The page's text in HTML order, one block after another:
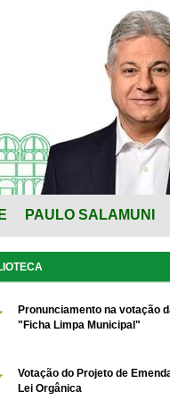
PAULO SALAMUNI
Pronunciamento na votação
"Ficha Limpa Municipal"
Votação do Projeto de
Lei Orgânica